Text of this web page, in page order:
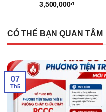
3,500,000₫
CÓ THỂ BẠN QUAN TÂM
07
Th5